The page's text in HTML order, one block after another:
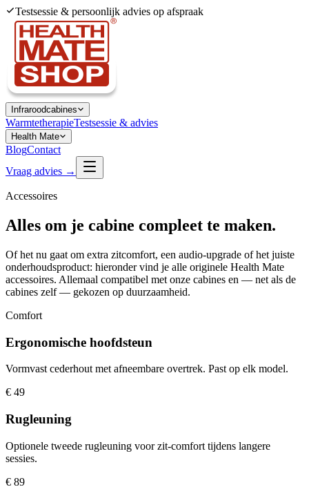
Testsessie & persoonlijk advies op afspraak
Infraroodcabines
WarmtetherapieTestsessie & advies
Health Mate
BlogContact
Vraag advies →
Accessoires
Alles om je cabine compleet te maken.
Of het nu gaat om extra zitcomfort, een audio-upgrade of het juiste
onderhoudsproduct: hieronder vind je alle originele Health Mate
accessoires. Allemaal compatibel met onze cabines en — net als de
cabines zelf — gekozen op duurzaamheid.
Comfort
Ergonomische hoofdsteun
Vormvast cederhout met afneembare overtrek. Past op elk model.
€ 49
Rugleuning
Optionele tweede rugleuning voor zit-comfort tijdens langere
sessies.
€ 89